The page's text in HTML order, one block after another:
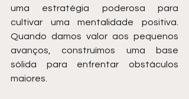
uma estratégia poderosa para
cultivar uma mentalidade positiva.
Quando damos valor aos pequenos
avanços, construímos uma base
sólida para enfrentar obstáculos
maiores.